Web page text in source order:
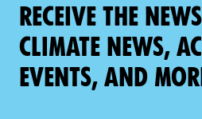
Receive the
climate news,
events, and